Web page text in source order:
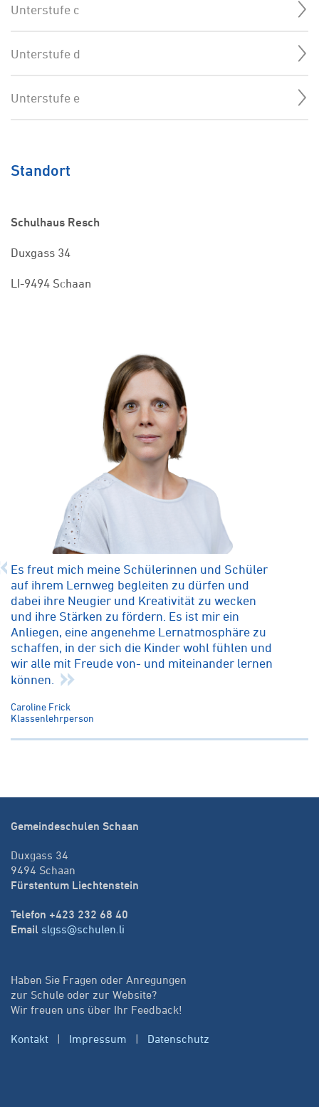
Unterstufe c
Unterstufe d
Unterstufe e
Standort
Schulhaus Resch
Duxgass 34
LI-9494 Schaan
Es freut mich meine Schülerinnen und Schüler
auf ihrem Lernweg begleiten zu dürfen und
dabei ihre Neugier und Kreativität zu wecken
und ihre Stärken zu fördern. Es ist mir ein
Anliegen, eine angenehme Lernatmosphäre zu
schaffen, in der sich die Kinder wohl fühlen und
wir alle mit Freude von- und miteinander lernen
können.
Caroline Frick
Klassenlehrperson
Gemeindeschulen Schaan
Duxgass 34
9494 Schaan
Fürstentum Liechtenstein
Telefon +423 232 68 40
Email slgss@schulen.li
Haben Sie Fragen oder Anregungen
zur Schule oder zur Website?
Wir freuen uns über Ihr Feedback!
Kontakt | Impressum | Datenschutz